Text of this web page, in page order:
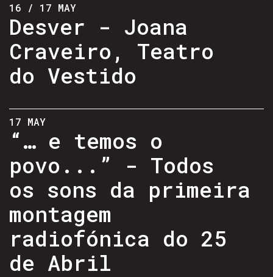
16 / 17 MAY
Desver - Joana
Craveiro, Teatro
do Vestido
17 MAY
“… e temos o
povo...” - Todos
os sons da primeira
montagem
radiofónica do 25
de Abril